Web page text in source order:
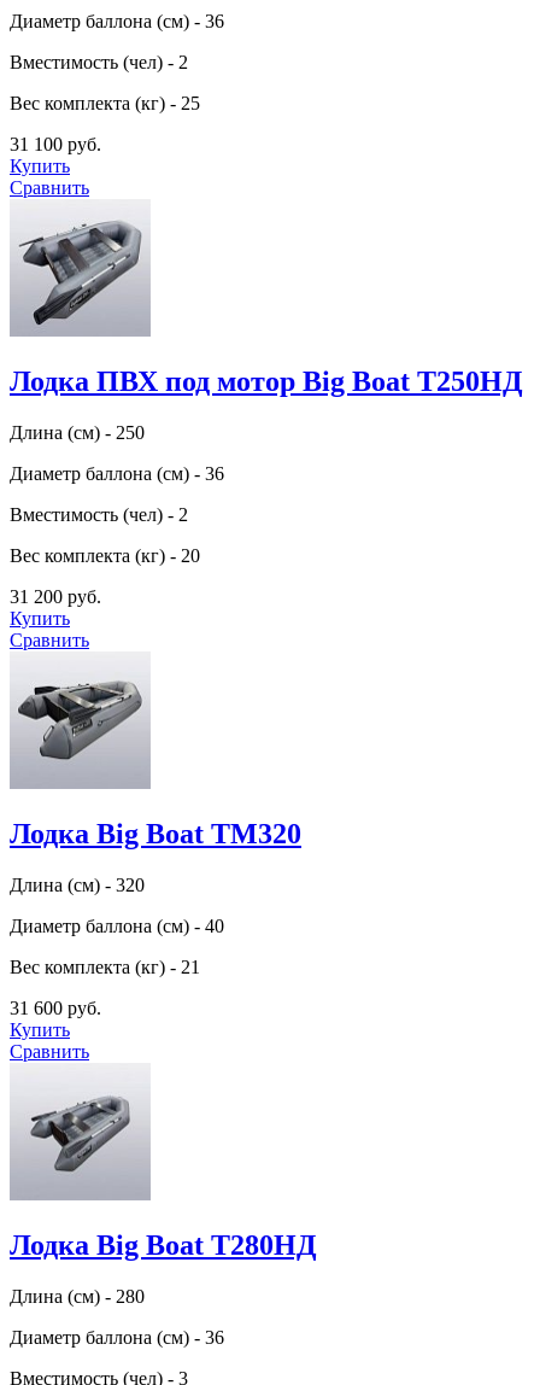
Диаметр баллона (см) - 36
Вместимость (чел) - 2
Вес комплекта (кг) - 25
31 100 руб.
Купить
Сравнить
Лодка ПВХ под мотор Big Boat Т250НД
Длина (см) - 250
Диаметр баллона (см) - 36
Вместимость (чел) - 2
Вес комплекта (кг) - 20
31 200 руб.
Купить
Сравнить
Лодка Big Boat TM320
Длина (см) - 320
Диаметр баллона (см) - 40
Вес комплекта (кг) - 21
31 600 руб.
Купить
Сравнить
Лодка Big Boat Т280НД
Длина (см) - 280
Диаметр баллона (см) - 36
Вместимость (чел) - 3